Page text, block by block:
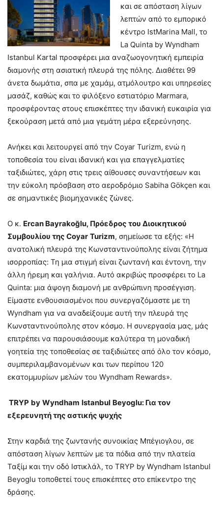
και σε απόσταση λίγων
λεπτών από το εμπορικό
κέντρο IstMarina Mall, το
La Quinta by Wyndham
Istanbul Kartal προσφέρει μια αναζωογονητική εμπειρία
διαμονής στη ασιατική πλευρά της πόλης. Διαθέτει 99
άνετα δωμάτια, σπα με χαμάμ, ατμόλουτρο και υπηρεσίες
μασάζ, καθώς και το φιλόξενο εστιατόριο Marmara,
προσφέροντας στους επισκέπτες την ιδανική ευκαιρία για
ξεκούραση μετά από μια γεμάτη μέρα εξερεύνησης.
Ανήκει και λειτουργεί από την Coyar Turizm, ενώ η
τοποθεσία του είναι ιδανική και για επαγγελματίες
ταξιδιώτες, χάρη στις τρεις αίθουσες συναντήσεων και
την εύκολη πρόσβαση στο αεροδρόμιο Sabiha Gökçen και
σε σημαντικές βιομηχανικές ζώνες.
Ο κ. Ercan Bayrakoğlu, Πρόεδρος του Διοικητικού
Συμβουλίου της Coyar Turizm, σημείωσε τα εξής: «Η
ανατολική πλευρά της Κωνσταντινούπολης είναι ζήτημα
ισορροπίας: Τη μια στιγμή είναι ζωντανή και έντονη, την
άλλη ήρεμη και γαλήνια. Αυτό ακριβώς προσφέρει το La
Quinta: μια άψογη διαμονή με ανθρώπινη προσέγγιση.
Είμαστε ενθουσιασμένοι που συνεργαζόμαστε με τη
Wyndham για να αναδείξουμε αυτή την πλευρά της
Κωνσταντινούπολης στον κόσμο. Η συνεργασία μας, μάς
επιτρέπει να παρουσιάσουμε καλύτερα τη μοναδική
γοητεία της τοποθεσίας σε ταξιδιώτες από όλο τον κόσμο,
συμπεριλαμβανομένων και των περίπου 120
εκατομμυρίων μελών του Wyndham Rewards».
TRYP by Wyndham Istanbul Beyoglu: Για τον
εξερευνητή της αστικής ψυχής
Στην καρδιά της ζωντανής συνοικίας Μπέγιογλου, σε
απόσταση λίγων λεπτών με τα πόδια από την πλατεία
Ταξίμ και την οδό Ιστικλάλ, το TRYP by Wyndham Istanbul
Beyoglu τοποθετεί τους επισκέπτες στο επίκεντρο της
δράσης.